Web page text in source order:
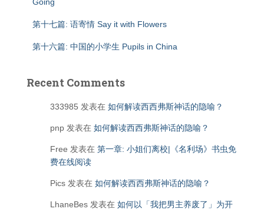
第十七篇: 语寄情 Say it with Flowers
第十六篇: 中国的小学生 Pupils in China
Recent Comments
333985 发表在 如何解读西西弗斯神话的隐喻？
pnp 发表在 如何解读西西弗斯神话的隐喻？
Free 发表在 第一章: 小姐们离校|《名利场》书虫免
费在线阅读
Pics 发表在 如何解读西西弗斯神话的隐喻？
LhaneBes 发表在 如何以「我把男主养废了」为开